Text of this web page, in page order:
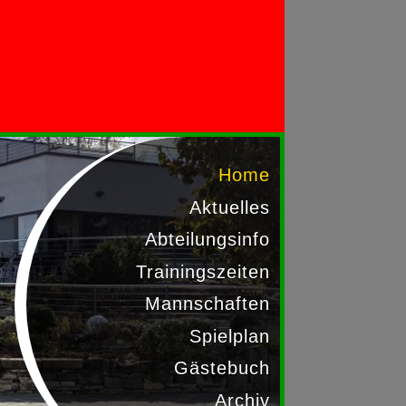
Home
Aktuelles
Abteilungsinfo
Trainingszeiten
Mannschaften
Spielplan
Gästebuch
Archiv